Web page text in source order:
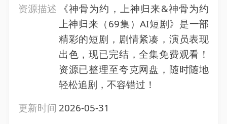
资源描述
《神骨为约，上神归来&神骨为约
上神归来（69集）AI短剧》是一部
精彩的短剧，剧情紧凑，演员表现
出色，现已完结，全集免费观看！
资源已整理至夸克网盘，随时随地
轻松追剧，不容错过！
更新时间 2026-05-31